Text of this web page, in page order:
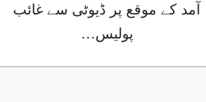
آمد کے موقع پر ڈیوٹی سے غائب
پولیس…